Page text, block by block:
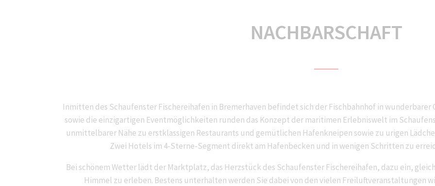
NACHBARSCHAFT
Inmitten des Schaufenster Fischereihafen in Bremerhaven befindet sich der Fischbahnhof in wunderbarer
sowie die einzigartigen Eventmöglichkeiten runden das Konzept der maritimen Erlebniswelt im
unmittelbarer Nähe zu erstklassigen Restaurants und gemütlichen Hafenkneipen sowie zu urigen
Zwei Hotels im 4-Sterne-Segment direkt am Hafenbecken und in wenigen Schritten zu
Bei schönem Wetter lädt der Marktplatz, das Herzstück des Schaufenster Fischereihafen, dazu ein,
Himmel zu erleben. Bestens unterhalten werden Sie dabei von den vielen Freiluftveranstaltungen